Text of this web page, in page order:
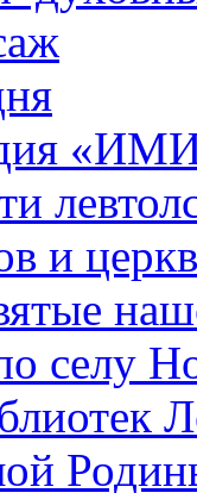
«ИМИ
и
селу